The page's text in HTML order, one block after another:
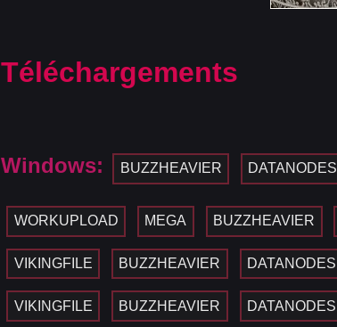
Téléchargements
Windows: BUZZHEAVIER DATANODES
WORKUPLOAD MEGA BUZZHEAVIER
VIKINGFILE BUZZHEAVIER DATANODES
VIKINGFILE BUZZHEAVIER DATANODES